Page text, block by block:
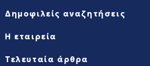
Δημοφιλείς αναζητήσεις
Η εταιρεία
Τελευταία άρθρα